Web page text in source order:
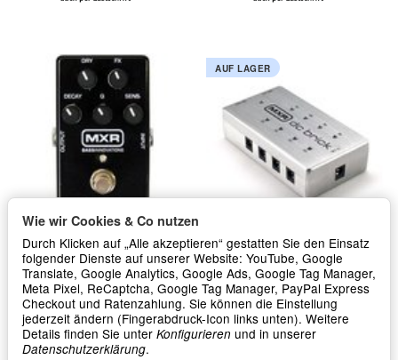
Dunlop M-82 Bass Envelope
Filter
195,00 €*
In den Warenkorb
AUF LAGER
Dunlop M237 DC Brick Power
Supply EU
129,00 €*
Wie wir Cookies & Co nutzen
Durch Klicken auf „Alle akzeptieren“ gestatten Sie den Einsatz
folgender Dienste auf unserer Website: YouTube, Google
Translate, Google Analytics, Google Ads, Google Tag Manager,
Meta Pixel, ReCaptcha, Google Tag Manager, PayPal Express
Checkout und Ratenzahlung. Sie können die Einstellung
jederzeit ändern (Fingerabdruck-Icon links unten). Weitere
Details finden Sie unter Konfigurieren und in unserer
Datenschutzerklärung.